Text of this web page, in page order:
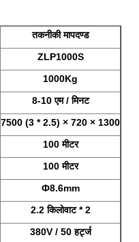
तकनीकी मापदण्ड
ZLP1000S
1000Kg
8-10 एम / मिनट
7500 (3 * 2.5) × 720 × 1300
100 मीटर
100 मीटर
Ф8.6mm
2.2 किलोवाट * 2
380V / 50 हर्ट्ज